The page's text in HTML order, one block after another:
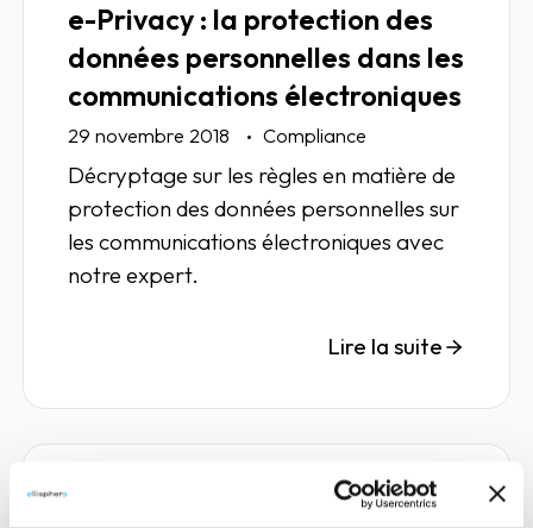
e-Privacy : la protection des
données personnelles dans les
communications électroniques
29 novembre 2018 Compliance
Décryptage sur les règles en matière de
protection des données personnelles sur
les communications électroniques avec
notre expert.
Lire la suite